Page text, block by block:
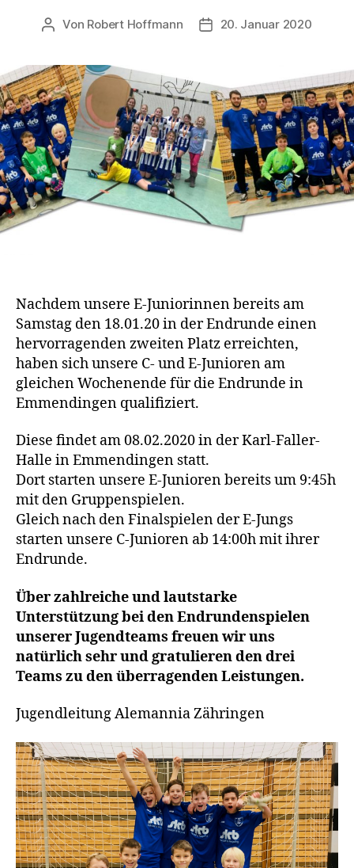
Beitragsautor
Von Robert Hoffmann Veröffentlichungsdatum
20. Januar 2020
Nachdem unsere E-Juniorinnen bereits am
Samstag den 18.01.20 in der Endrunde einen
hervorragenden zweiten Platz erreichten,
haben sich unsere C- und E-Junioren am
gleichen Wochenende für die Endrunde in
Emmendingen qualifiziert.
Diese findet am 08.02.2020 in der Karl-Faller-
Halle in Emmendingen statt.
Dort starten unsere E-Junioren bereits um 9:45h
mit den Gruppenspielen.
Gleich nach den Finalspielen der E-Jungs
starten unsere C-Junioren ab 14:00h mit ihrer
Endrunde.
Über zahlreiche und lautstarke
Unterstützung bei den Endrundenspielen
unserer Jugendteams freuen wir uns
natürlich sehr und gratulieren den drei
Teams zu den überragenden Leistungen.
Jugendleitung Alemannia Zähringen